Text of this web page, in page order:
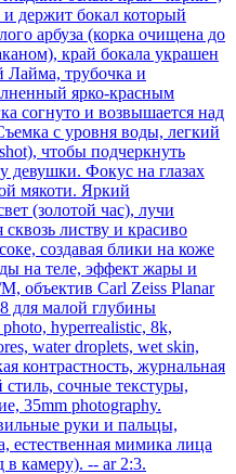
и держит бокал который
арбуза (корка очищена до
край бокала украшен
Лайма, трубочка и
ярко-красным
согнуто и возвышается над
с уровня воды, легкий
чтобы подчеркнуть
девушки. Фокус на глазах
мякоти. Яркий
(золотой час), лучи
листву и красиво
создавая блики на коже
на теле, эффект жары и
объектив Carl Zeiss Planar
для малой глубины
hyperrealistic, 8k,
water droplets, wet skin,
контрастность, журнальная
сочные текстуры,
35mm photography.
руки и пальцы,
естественная мимика лица
в камеру). -- ar 2:3.